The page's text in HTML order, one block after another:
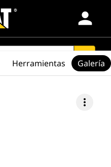
person
search
more_vert
Herramientas Galería